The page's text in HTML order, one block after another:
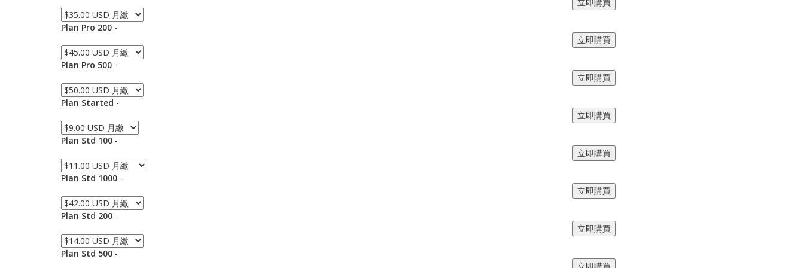
Plan Pro 200 -
Plan Pro 500 -
Plan Started -
Plan Std 100 -
Plan Std 1000 -
Plan Std 200 -
Plan Std 500 -